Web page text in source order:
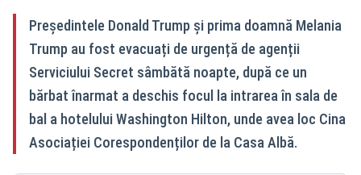
Președintele Donald Trump și prima doamnă Melania
Trump au fost evacuați de urgență de agenții
Serviciului Secret sâmbătă noapte, după ce un
bărbat înarmat a deschis focul la intrarea în sala de
bal a hotelului Washington Hilton, unde avea loc Cina
Asociației Corespondenților de la Casa Albă.